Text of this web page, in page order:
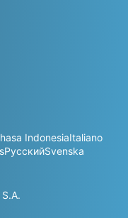
IndonesiaItaliano
РусскийSvenska